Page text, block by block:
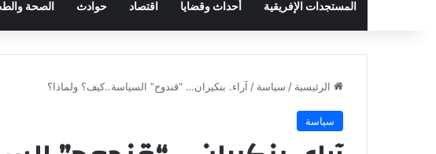
المستجدات الإفريقية أحداث وقضايا اقتصاد حوادث الصحة
الرئيسية / سياسة / آراء. بنكيران… “قندوح” السياسة..كيف؟ ولماذا؟
سياسة